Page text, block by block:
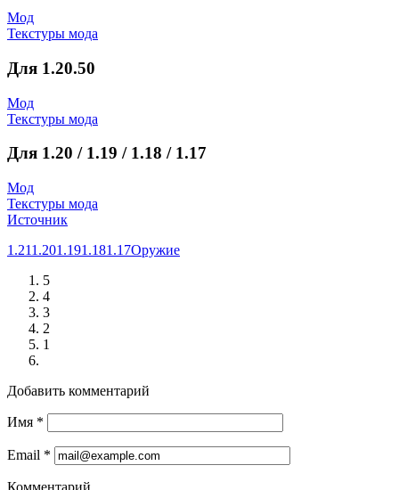
Мод
Текстуры мода
Для 1.20.50
Мод
Текстуры мода
Для 1.20 / 1.19 / 1.18 / 1.17
Мод
Текстуры мода
Источник
1.211.201.191.181.17Оружие
5
4
3
2
1
Добавить комментарий
Имя *
Email *
Комментарий